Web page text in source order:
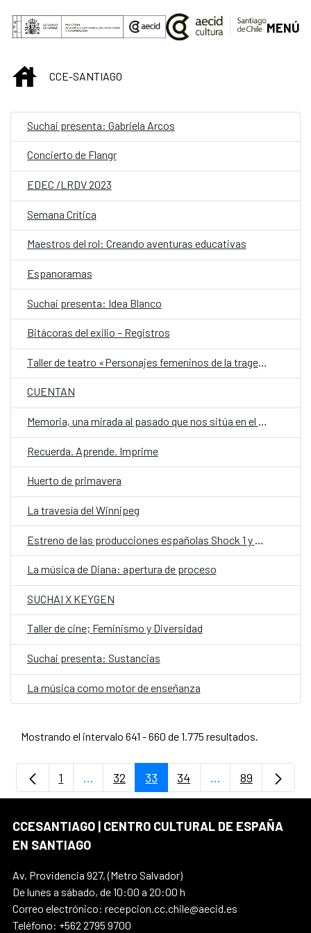
Saltar al contenido principal
MENÚ
INICIOCCE-SANTIAGO
Suchai presenta: Gabriela Arcos
Concierto de Flangr
EDEC /LRDV 2023
Semana Crítica
Maestros del rol: Creando aventuras educativas
Espanoramas
Suchai presenta: Idea Blanco
Bitácoras del exilio – Registros
Taller de teatro «Personajes femeninos de la tragedia griega, hoy.»
CUENTAN
Memoria, una mirada al pasado que nos sitúa en el presente
Recuerda. Aprende. Imprime
Huerto de primavera
La travesía del Winnipeg
La música de Diana: apertura de proceso
SUCHAI X KEYGEN
Taller de cine; Feminismo y Diversidad
Suchai presenta: Sustancias
La música como motor de enseñanza
Mostrando el intervalo 641 - 660 de 1.775 resultados.
Página
1 ...Páginas intermedias Use TAB para
Página
32 Página
33 Página
34 ...PáginasPágina
89
CCESANTIAGO | CENTRO CULTURAL DE ESPAÑA
EN SANTIAGO
Av. Providencia 927, (Metro Salvador)
De lunes a sábado, de 10:00 a 20:00 h
Correo electrónico: recepcion.cc.chile@aecid.es
Teléfono: +562 2795 9700